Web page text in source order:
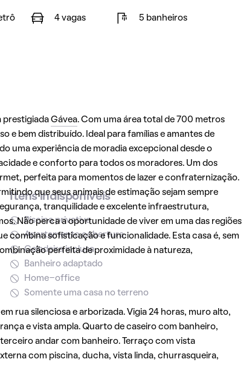
4 vagas 5 banheiros
prestigiada Gávea. Com uma área total de 700 metros
e bem distribuído. Ideal para famílias e amantes de
uma experiência de moradia excepcional desde o
e conforto para todos os moradores. Um dos
perfeita para momentos de lazer e confraternização.
que seus animais de estimação sejam sempre
tranquilidade e excelente infraestrutura,
Não perca a oportunidade de viver em uma das regiões
combina sofisticação e funcionalidade. Esta casa é, sem
perfeita de proximidade à natureza,
rua silenciosa e arborizada. Vigia 24 horas, muro alto,
e vista ampla. Quarto de caseiro com banheiro,
andar com banheiro. Terraço com vista
com piscina, ducha, vista linda, churrasqueira,
Itens indisponíveis
Piscina privativa
Apartamento cobertura
Geladeira inclusa
Banheiro adaptado
Home-office
Somente uma casa no terreno